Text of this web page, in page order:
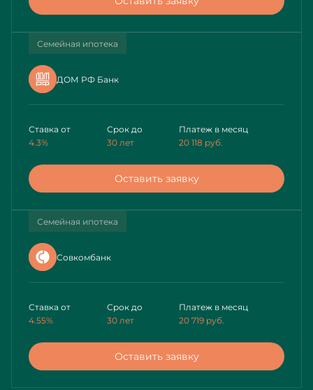
Семейная ипотека
ДОМ РФ Банк
Ставка от
4.3%
Срок до
30 лет
Платеж в месяц
20 118 руб.
Оставить заявку
Семейная ипотека
Совкомбанк
Ставка от
4.55%
Срок до
30 лет
Платеж в месяц
20 719 руб.
Оставить заявку